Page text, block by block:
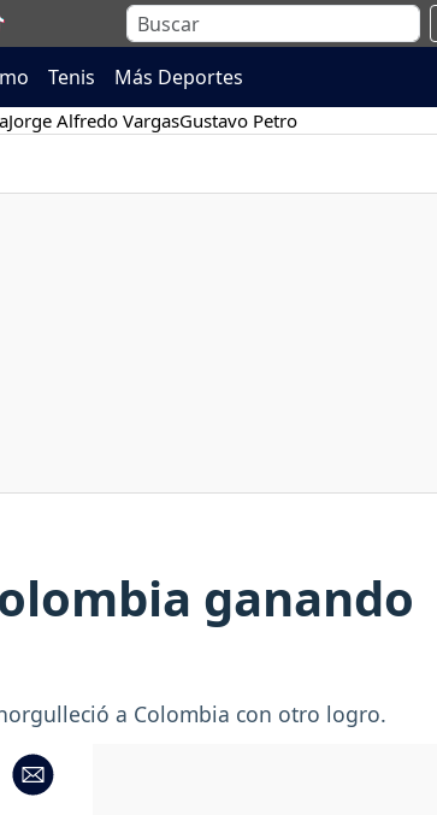
Tenis Más Deportes
Jorge Alfredo VargasGustavo Petro
ganando
a Colombia con otro logro.